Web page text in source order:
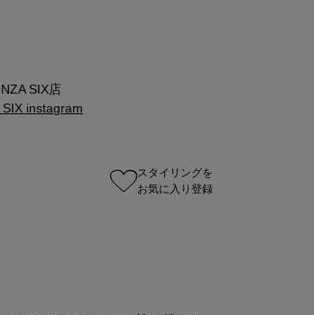
SIX店
instagram
スタイリングを
お気に入り登録